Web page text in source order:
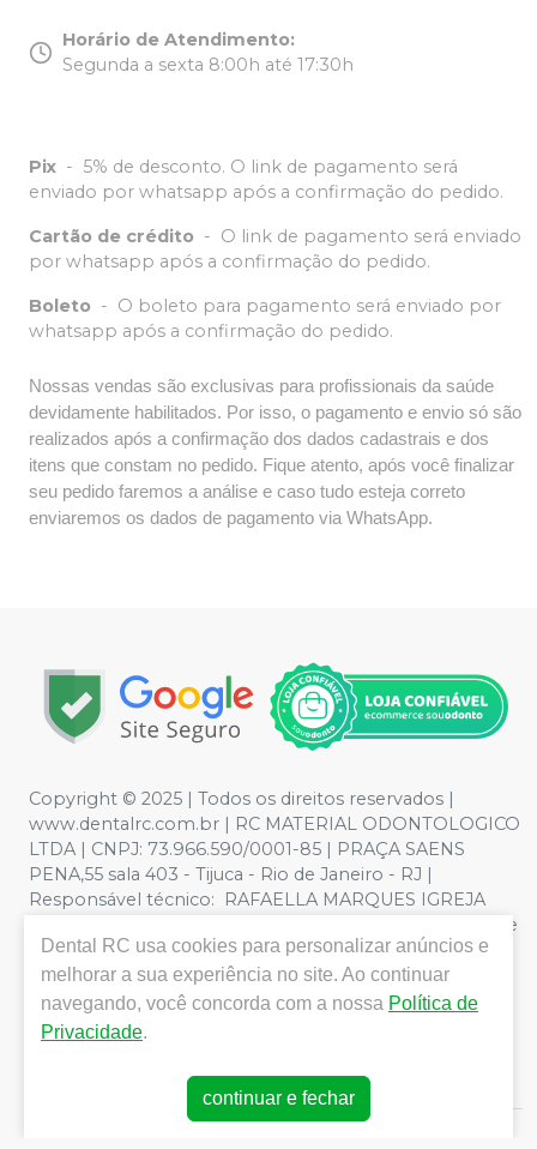
Horário de Atendimento:
Segunda a sexta 8:00h até 17:30h
Pix - 5% de desconto. O link de pagamento será
enviado por whatsapp após a confirmação do pedido.
Cartão de crédito - O link de pagamento será enviado
por whatsapp após a confirmação do pedido.
Boleto - O boleto para pagamento será enviado por
whatsapp após a confirmação do pedido.
Nossas vendas são exclusivas para profissionais da saúde
devidamente habilitados. Por isso, o pagamento e envio só são
realizados após a confirmação dos dados cadastrais e dos
itens que constam no pedido. Fique atento, após você finalizar
seu pedido faremos a análise e caso tudo esteja correto
enviaremos os dados de pagamento via WhatsApp.
Copyright © 2025 | Todos os direitos reservados |
www.dentalrc.com.br | RC MATERIAL ODONTOLOGICO
LTDA | CNPJ: 73.966.590/0001-85 | PRAÇA SAENS
PENA,55 sala 403 - Tijuca - Rio de Janeiro - RJ |
Responsável técnico: RAFAELLA MARQUES IGREJA
DOS SANTOS CRO/RJ nº 55115 | Política de Privacidade e
Segurança - Fotos meramente ilustrativas - Os preços e
condições da loja virtual estão sujeitos a alterações. Em
caso de divergência de preços no site, o valor válido é o
do Carrinho de Compra. Não vendemos por atacado,
compras de grandes volumes pelo site.
Dental RC usa cookies para personalizar anúncios e
melhorar a sua experiência no site. Ao continuar
navegando, você concorda com a nossa Política de
Privacidade.
continuar e fechar